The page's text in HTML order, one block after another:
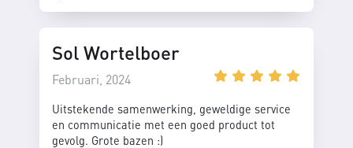
Sol Wortelboer
Februari, 2024
Uitstekende samenwerking, geweldige service
en communicatie met een goed product tot
gevolg. Grote bazen :)